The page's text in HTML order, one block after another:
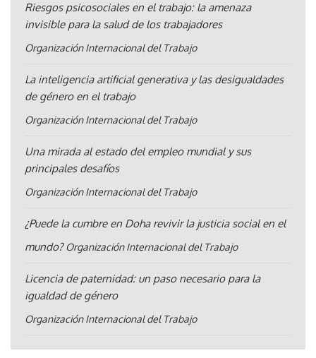
Riesgos psicosociales en el trabajo: la amenaza
invisible para la salud de los trabajadores
Organización Internacional del Trabajo
La inteligencia artificial generativa y las desigualdades
de género en el trabajo
Organización Internacional del Trabajo
Una mirada al estado del empleo mundial y sus
principales desafíos
Organización Internacional del Trabajo
¿Puede la cumbre en Doha revivir la justicia social en el
mundo? Organización Internacional del Trabajo
Licencia de paternidad: un paso necesario para la
igualdad de género
Organización Internacional del Trabajo